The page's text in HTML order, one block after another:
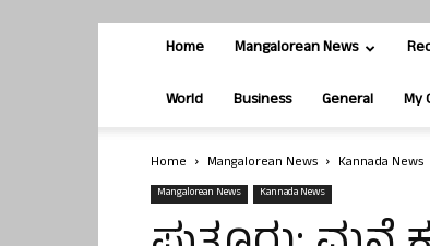
Home Mangalorean News
World Business General My
Home Mangalorean News Kannada News
Mangalorean News Kannada News